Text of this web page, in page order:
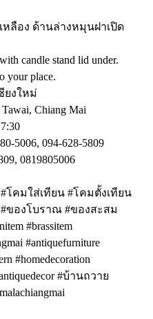
หลือง ด้านล่างหมุนฝาเปิด
candle stand lid under.
your place.
ยงใหม่
Chiang Mai
5006, 094-628-5809
0819805006
โคมใส่เทียน #โคมตั้งเทียน
ของโบราณ #ของสะสม
#brassitem
#antiquefurniture
#homedecoration
#บ้านถวาย